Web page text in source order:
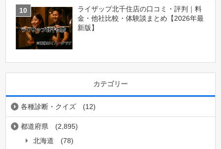
ライザップ北千住店の口コミ・評判｜料
金・他社比較・体験談まとめ【2026年最
新版】
カテゴリー
各種診断・クイズ (12)
都道府県
(2,895)
北海道
(78)